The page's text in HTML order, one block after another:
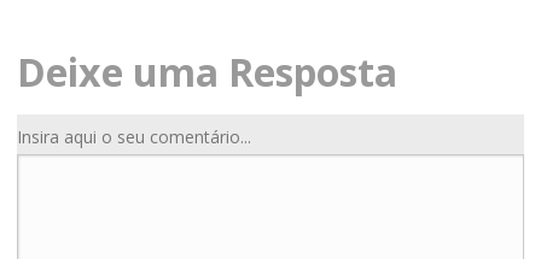
Deixe uma Resposta
Insira aqui o seu comentário...